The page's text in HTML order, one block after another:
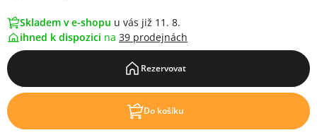
Skladem v e-shopu u vás již 11. 8.
ihned k dispozici na 39 prodejnách
Rezervovat
Do košíku